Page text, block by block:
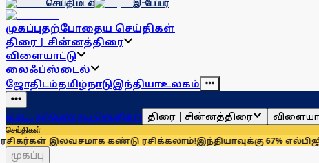
செய்தி மடல் இ-பேப்பர்
முகப்புதற்போதைய செய்திகள்
திரை | சின்னத்திரை
விளையாட்டு
லைஃப்ஸ்டைல்
ஜோதிடம்தமிழ்நாடுஇந்தியாஉலகம்
முகப்புதற்போதைய செய்திகள் திரை | சின்னத்திரை
செய்திகள்
கண்டு ரசிக்கலாம்!இந்தியாவுக்கு 67% எல்பிஜி
முகப்பு